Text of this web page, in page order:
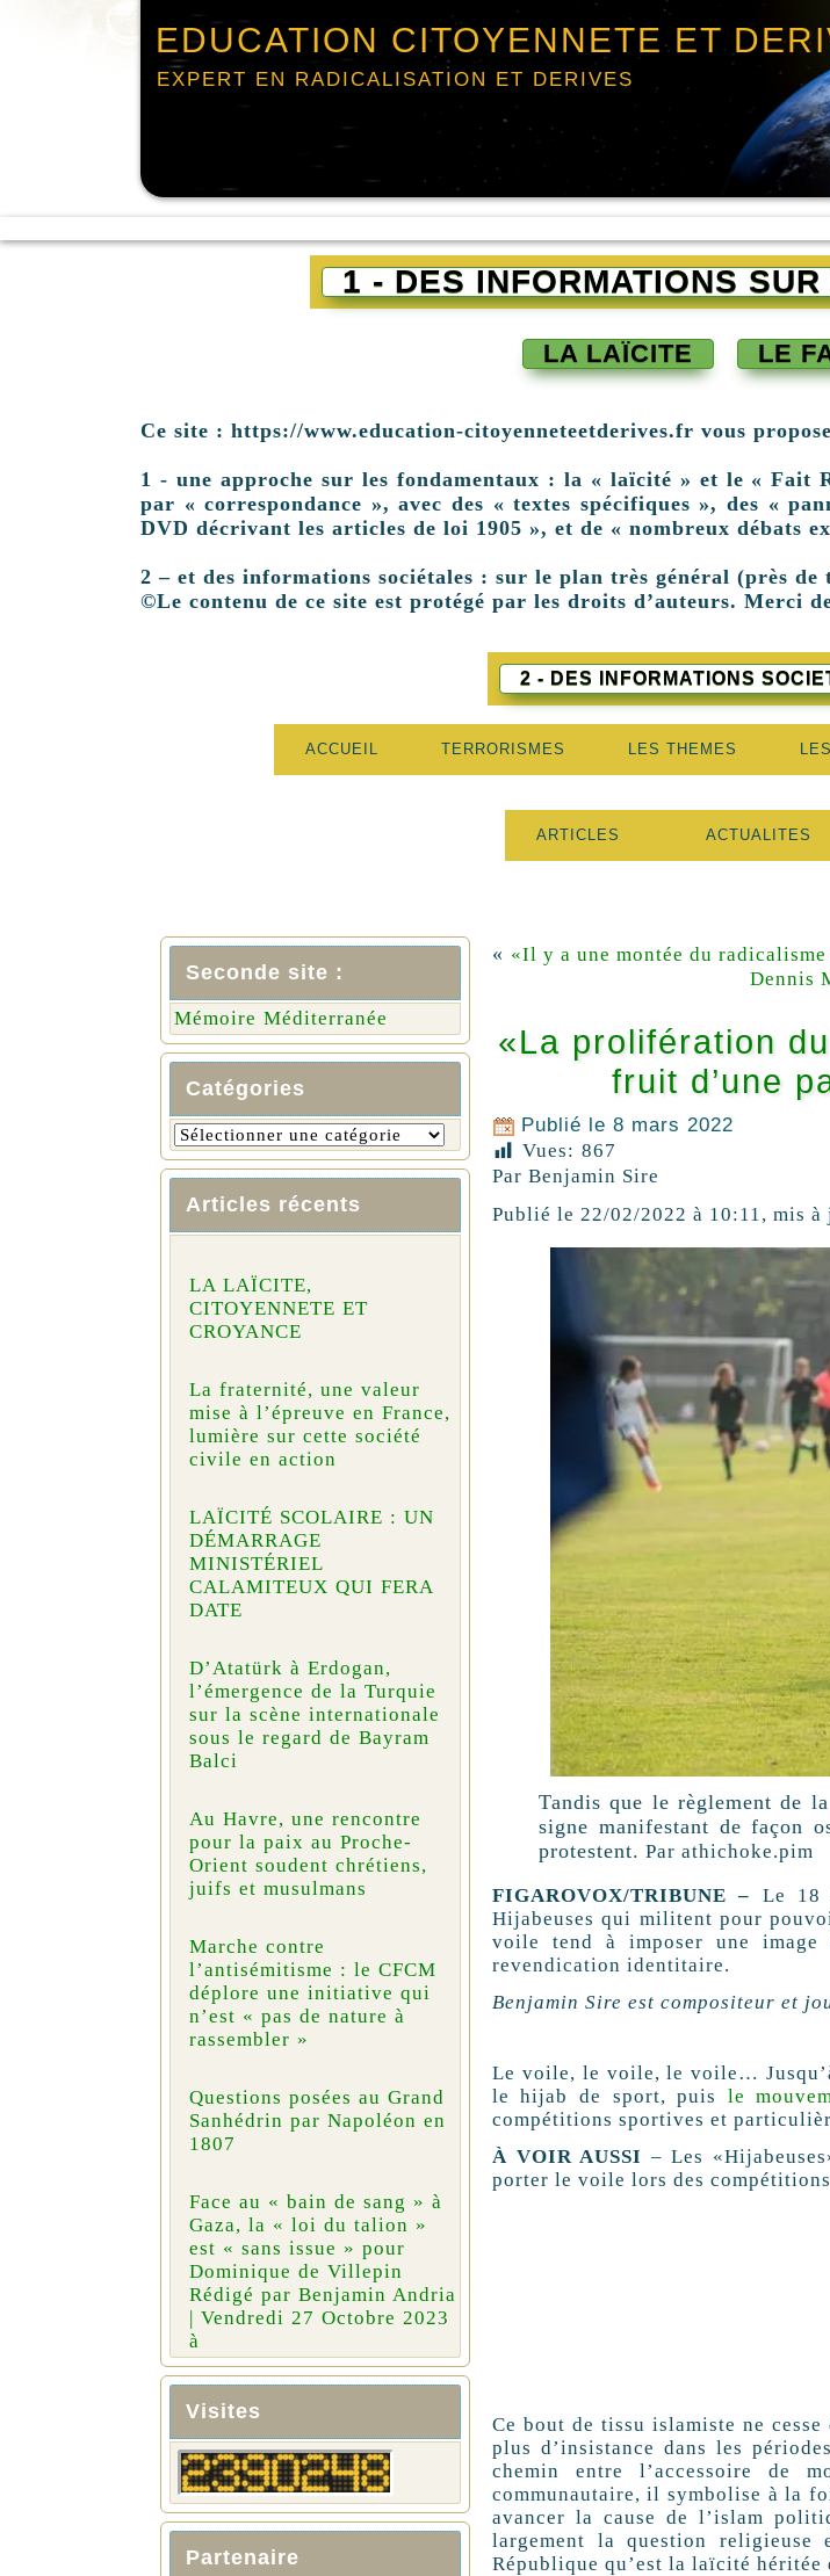
EDUCATION CITOYENNETE ET
EXPERT EN RADICALISATION ET DERIVES
1 - DES INFORMATIONS
LA LAÏCITE LE
Ce site : https://www.education-citoyenneteetderives.fr vous
1 - une approche sur les fondamentaux : la « laïcité » et le « Fait
par « correspondance », avec des « textes spécifiques », des «
DVD décrivant les articles de loi 1905 », et de « nombreux débats
2 – et des informations sociétales : sur le plan très général (près de
©Le contenu de ce site est protégé par les droits d’auteurs. Merci
2 - DES INFORMATIONS
ACCUEIL TERRORISMES LES THEMES
ARTICLES ACTUALITES
Seconde site :
Mémoire Méditerranée
Catégories
Articles récents
LA LAÏCITE,
CITOYENNETE ET
CROYANCE
La fraternité, une valeur
mise à l’épreuve en France,
lumière sur cette société
civile en action
LAÏCITÉ SCOLAIRE : UN
DÉMARRAGE
MINISTÉRIEL
CALAMITEUX QUI FERA
DATE
D’Atatürk à Erdogan,
l’émergence de la Turquie
sur la scène internationale
sous le regard de Bayram
Balci
Au Havre, une rencontre
pour la paix au Proche-
Orient soudent chrétiens,
juifs et musulmans
Marche contre
l’antisémitisme : le CFCM
déplore une initiative qui
n’est « pas de nature à
rassembler »
Questions posées au Grand
Sanhédrin par Napoléon en
1807
Face au « bain de sang » à
Gaza, la « loi du talion »
est « sans issue » pour
Dominique de Villepin
Rédigé par Benjamin Andria
| Vendredi 27 Octobre 2023
à
Visites
Partenaire
« «Il y a une montée du
Dennis
«La prolifération
fruit d’une
Publié le 8 mars 2022
Vues: 867
Par Benjamin Sire
Publié le 22/02/2022 à 10:11, mis à
Tandis que le règlement de
signe manifestant de façon
protestent. Par athichoke.pim
FIGAROVOX/TRIBUNE – Le 18
Hijabeuses qui militent pour
voile tend à imposer une image
revendication identitaire.
Benjamin Sire est compositeur et
Le voile, le voile, le voile…
le hijab de sport, puis le
compétitions sportives et
À VOIR AUSSI – Les
porter le voile lors des
Ce bout de tissu islamiste ne
plus d’insistance dans les
chemin entre l’accessoire de
communautaire, il symbolise à la
avancer la cause de l’islam
largement la question
République qu’est la laïcité